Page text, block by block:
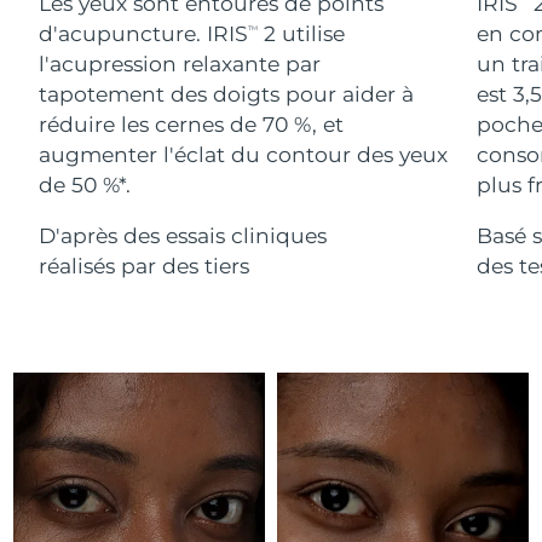
d'acupuncture. IRISTM
2 utilise
l'acupression relaxante par
tapotement des doigts pour aider à
réduire les cernes de 70 %, et
augmenter l'éclat du contour des yeux
de 50 %*.
D'après des essais cliniques
réalisés par des tiers
en
un
est
plus
Basé
des
For healthy hair
18% PAP
Cosmétiques Hommes
Acheter tout
FOREO APP
Israël Livraison estimée 8/16/26
Italie Livraison estimée 8/12/26
Livraison estimée 8/15/26
Jersey 8/17/26
Kazakhstan 8/14/26
Lettonie Livraison estimée8/12/26
Liban Livraison estimée
Lituanie Livraison estimée 8/12/26